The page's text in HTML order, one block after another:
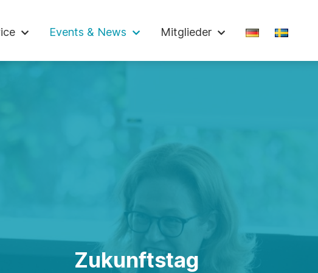
Events & News Mitglieder
Zukunftstag